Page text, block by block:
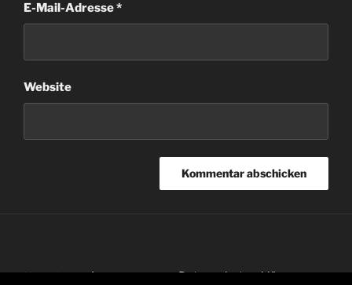
E-Mail-Adresse*
Website
Kontakt Impressum Datenschutzerklärung